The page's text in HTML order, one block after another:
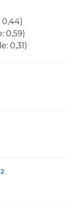
0,44)
0,59)
0,31)
2